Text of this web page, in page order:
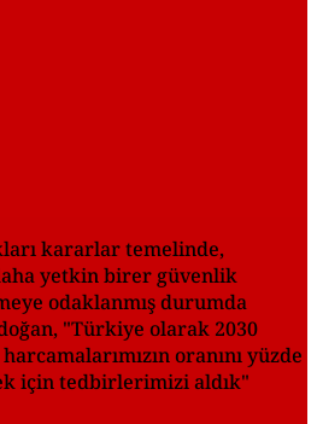
kararlar temelinde,
yetkin birer güvenlik
odaklanmış durumda
"Türkiye olarak 2030
oranını yüzde
için tedbirlerimizi aldık"